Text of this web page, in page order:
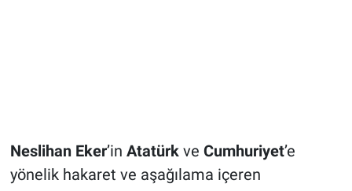
Neslihan Eker’in Atatürkve Cumhuriyet’e
yönelik hakaret ve aşağılama içeren